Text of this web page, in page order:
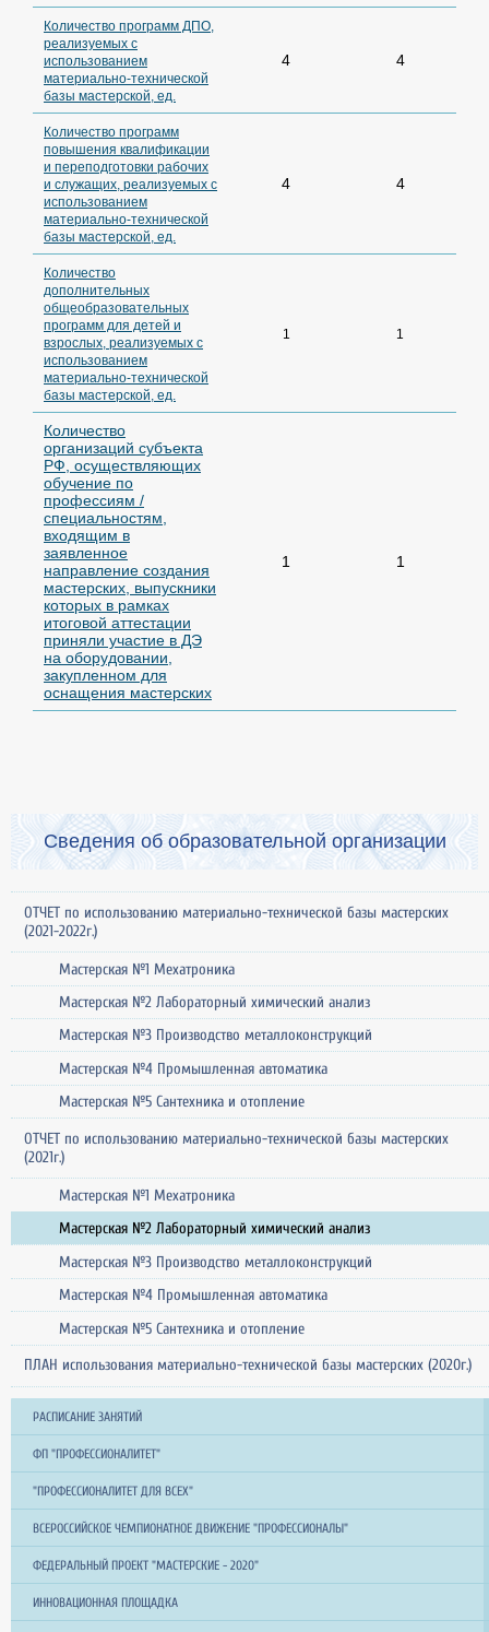
Количество программ ДПО,
реализуемых с
использованием
материально-технической
базы мастерской, ед.
4 4
Количество программ
повышения квалификации
и переподготовки рабочих
и служащих, реализуемых с
использованием
материально-технической
базы мастерской, ед.
4 4
Количество
дополнительных
общеобразовательных
программ для детей и
взрослых, реализуемых с
использованием
материально-технической
базы мастерской, ед.
1 1
Количество
организаций субъекта
РФ, осуществляющих
обучение по
профессиям /
специальностям,
входящим в
заявленное
направление создания
мастерских, выпускники
которых в рамках
итоговой аттестации
приняли участие в ДЭ
на оборудовании,
закупленном для
оснащения мастерских
1 1
Сведения об образовательной организации
ОТЧЕТ по использованию материально-технической базы мастерских
(2021-2022г.)
Мастерская №1 Мехатроника
Мастерская №2 Лабораторный химический анализ
Мастерская №3 Производство металлоконструкций
Мастерская №4 Промышленная автоматика
Мастерская №5 Сантехника и отопление
ОТЧЕТ по использованию материально-технической базы мастерских
(2021г.)
Мастерская №1 Мехатроника
Мастерская №2 Лабораторный химический анализ
Мастерская №3 Производство металлоконструкций
Мастерская №4 Промышленная автоматика
Мастерская №5 Сантехника и отопление
ПЛАН использования материально-технической базы мастерских (2020г.)
РАСПИСАНИЕ ЗАНЯТИЙ
ФП "ПРОФЕССИОНАЛИТЕТ"
"ПРОФЕССИОНАЛИТЕТ ДЛЯ ВСЕХ"
ВСЕРОССИЙСКОЕ ЧЕМПИОНАТНОЕ ДВИЖЕНИЕ "ПРОФЕССИОНАЛЫ"
ФЕДЕРАЛЬНЫЙ ПРОЕКТ "МАСТЕРСКИЕ - 2020"
ИННОВАЦИОННАЯ ПЛОЩАДКА